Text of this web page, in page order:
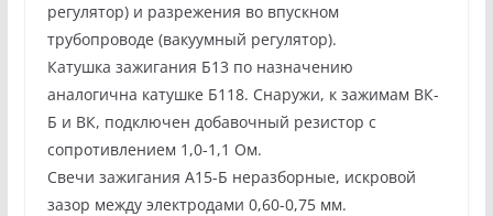
регулятор) и разрежения во впускном
трубопроводе (вакуумный регулятор).
Катушка зажигания Б13 по назначению
аналогична катушке Б118. Снаружи, к зажимам ВК-
Б и ВК, подключен добавочный резистор с
сопротивлением 1,0-1,1 Ом.
Свечи зажигания А15-Б неразборные, искровой
зазор между электродами 0,60-0,75 мм.